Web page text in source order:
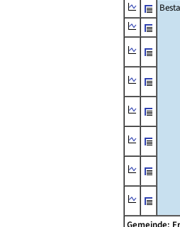
Gemeinde: